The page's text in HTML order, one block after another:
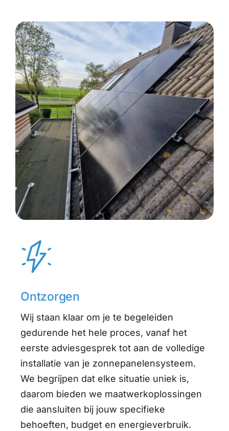
Ontzorgen
Wij staan klaar om je te begeleiden
gedurende het hele proces, vanaf het
eerste adviesgesprek tot aan de volledige
installatie van je zonnepanelensysteem.
We begrijpen dat elke situatie uniek is,
daarom bieden we maatwerkoplossingen
die aansluiten bij jouw specifieke
behoeften, budget en energieverbruik.